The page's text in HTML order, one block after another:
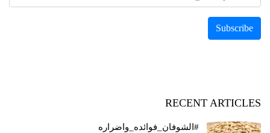
RECENT ARTICLES
#الشوفان_فوائده_واضراره